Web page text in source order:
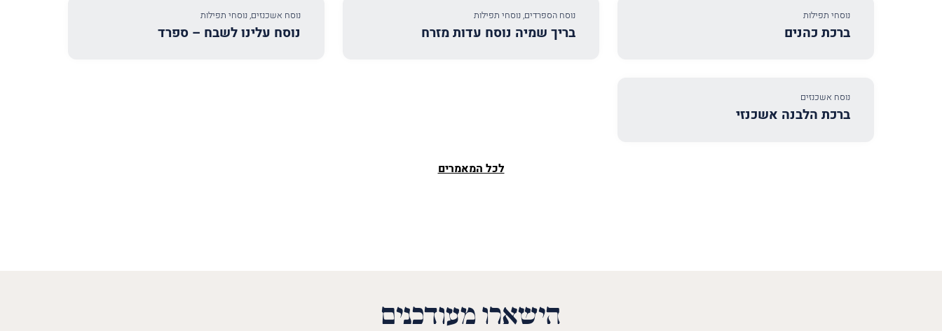
נוסחי תפילות
ברכת כהנים
נוסח הספרדים,נוסחי תפילות
בריך שמיה נוסח עדות מזרח
נוסח אשכנזים,נוסחי תפילות
נוסח עלינו לשבח – ספרד
נוסח אשכנזים
ברכת הלבנה אשכנזי
לכל המאמרים
הישארו מעודכנים